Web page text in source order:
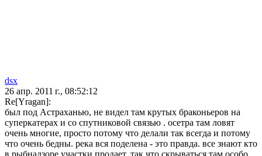
dsx
26 апр. 2011 г., 08:52:12
Re[Yragan]:
был под Астраханью, не видел там крутых браконьеров на
суперкатерах и со спутниковой связью . осетра там ловят
очень многие, просто потому что делали так всегда и потому
что очень бедны. река вся поделена - это правда. все знают кто